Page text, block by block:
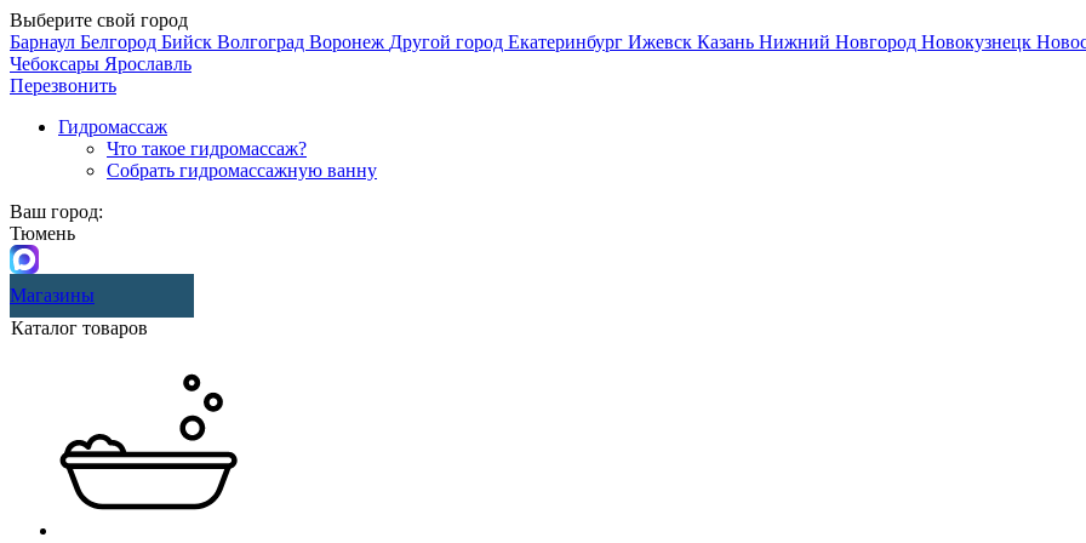
Выберите свой город
Барнаул Белгород Бийск Волгоград Воронеж Другой город Екатеринбург Ижевск Казань Нижний Новгород Новокузнецк
Чебоксары Ярославль
Перезвонить
Гидромассаж
Что такое гидромассаж?
Собрать гидромассажную ванну
Ваш город:
Тюмень
Магазины
Каталог товаров